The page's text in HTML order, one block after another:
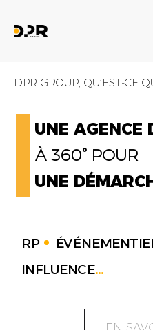
DPR GROUP, QU’EST-CE
UNE AGENCE
À 360° POUR
UNE
RP
INFLUENCE...
EN